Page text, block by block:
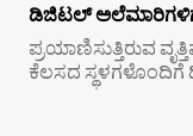
ಡಿಜಿಟಲ್ ಅಲೆಮಾರಿಗಳಿಗೆ
ಪ್ರಯಾಣಿಸುತ್ತಿರುವ
ಕೆಲಸದ ಸ್ಥಳಗಳೊಂದಿಗೆ